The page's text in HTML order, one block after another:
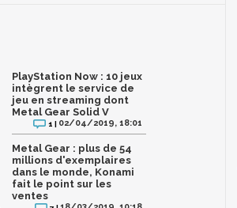
PlayStation Now : 10 jeux
intègrent le service de
jeu en streaming dont
Metal Gear Solid V
1 | 02/04/2019, 18:01
Metal Gear : plus de 54
millions d'exemplaires
dans le monde, Konami
fait le point sur les
ventes